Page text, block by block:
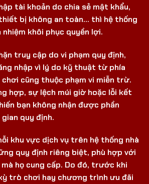
tài khoản do chia sẻ mật khẩu,
bị không an toàn… thì hệ thống
khôi phục quyền lợi.
truy cập do vi phạm quy định,
nhập vì lý do kỹ thuật từ phía
cũng thuộc phạm vi miễn trừ.
hợp, sự lệch múi giờ hoặc lỗi kết
bạn không nhận được phần
quy định.
khu vực dịch vụ trên hệ thống nhà
quy định riêng biệt, phù hợp với
họ cung cấp. Do đó, trước khi
trò chơi hay chương trình ưu đãi